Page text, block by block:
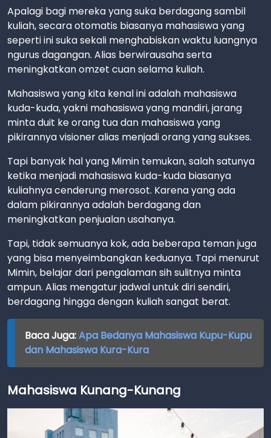
Apalagi bagi mereka yang suka berdagang sambil
kuliah, secara otomatis biasanya mahasiswa yang
seperti ini suka sekali menghabiskan waktu luangnya
ngurus dagangan. Alias berwirausaha serta
meningkatkan omzet cuan selama kuliah.
Mahasiswa yang kita kenal ini adalah mahasiswa
kuda-kuda, yakni mahasiswa yang mandiri, jarang
minta duit ke orang tua dan mahasiswa yang
pikirannya visioner alias menjadi orang yang sukses.
Tapi banyak hal yang Mimin temukan, salah satunya
ketika menjadi mahasiswa kuda-kuda biasanya
kuliahnya cenderung merosot. Karena yang ada
dalam pikirannya adalah berdagang dan
meningkatkan penjualan usahanya.
Tapi, tidak semuanya kok, ada beberapa teman juga
yang bisa menyeimbangkan keduanya. Tapi menurut
Mimin, belajar dari pengalaman sih sulitnya minta
ampun. Alias mengatur jadwal untuk diri sendiri,
berdagang hingga dengan kuliah sangat berat.
Baca Juga:Apa Bedanya Mahasiswa Kupu-Kupu
dan Mahasiswa Kura-Kura
Mahasiswa Kunang-Kunang